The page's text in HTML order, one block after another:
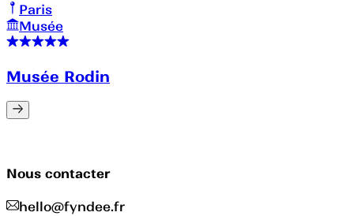
Paris
Musée
Musée Rodin
Nous contacter
hello@fyndee.fr